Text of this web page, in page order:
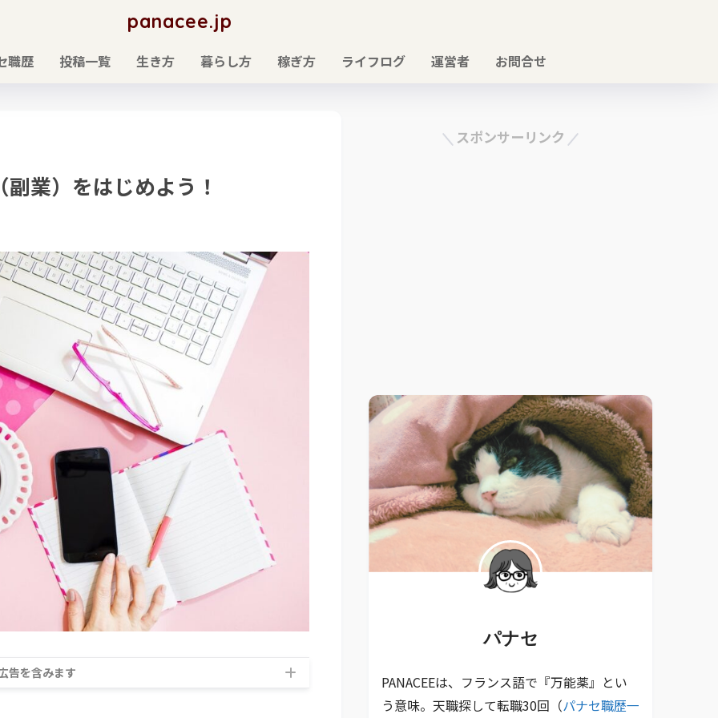
panacee.jp
職歴 投稿一覧 生き方 暮らし方 稼ぎ方 ライフログ 運営者 お問合せ
業）をはじめよう！
告を含みます
スポンサーリンク
パナセ
PANACEEは、フランス語で『万能薬』とい
う意味。天職探して転職30回（パナセ職歴一